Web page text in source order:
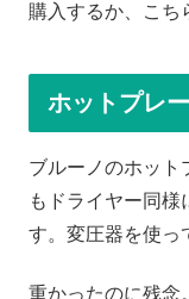
購入するか、こち
ホットプレ
ブルーノのホット
もドライヤー同
す。変圧器を使っ
重かったのに残念